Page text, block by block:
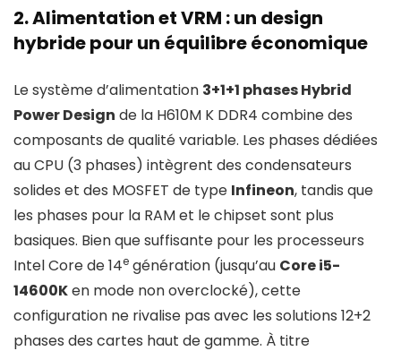
2. Alimentation et VRM : un design
hybride pour un équilibre économique
Le système d’alimentation 3+1+1 phases Hybrid
Power Design de la H610M K DDR4 combine des
composants de qualité variable. Les phases dédiées
au CPU (3 phases) intègrent des condensateurs
solides et des MOSFET de type Infineon, tandis que
les phases pour la RAM et le chipset sont plus
basiques. Bien que suffisante pour les processeurs
Intel Core de 14e génération (jusqu’au Core i5-
14600Ken mode non overclocké), cette
configuration ne rivalise pas avec les solutions 12+2
phases des cartes haut de gamme. À titre